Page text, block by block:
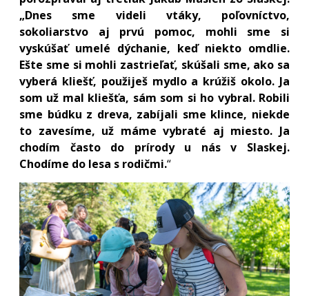
„Dnes sme videli vtáky, poľovníctvo,
sokoliarstvo aj prvú pomoc, mohli sme si
vyskúšať umelé dýchanie, keď niekto omdlie.
Ešte sme si mohli zastrieľať, skúšali sme, ako sa
vyberá kliešť, použiješ mydlo a krúžiš okolo. Ja
som už mal kliešťa, sám som si ho vybral. Robili
sme búdku z dreva, zabíjali sme klince, niekde
to zavesíme, už máme vybraté aj miesto. Ja
chodím často do prírody u nás v Slaskej.
Chodíme do lesa s rodičmi.“